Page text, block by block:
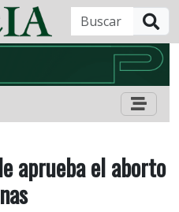
aprueba el aborto